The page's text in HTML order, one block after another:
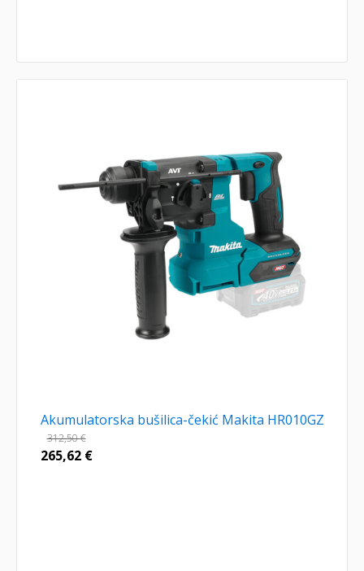
Akumulatorska bušilica-čekić Makita HR010GZ
312,50€
265,62 €